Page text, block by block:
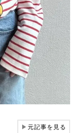
▶元記事を見る